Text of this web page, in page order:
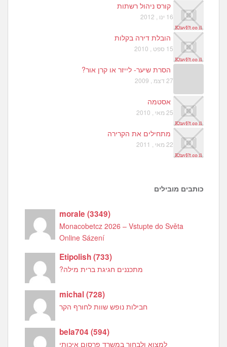
קורס ניהול רשתות
16 ינו , 2012
הובלת דירה בקלות
15 ספט , 2010
הסרת שיער- לייזר או קרן אור?
27 דצמ , 2009
אסטמה
25 מאי , 2010
מתחילים את הקרירה
22 מאי , 2011
כותבים מובילים
morale(3349)
Monacobetcz 2026 – Vstupte do Světa
Online Sázení
Etipolish(733)
מתכננים חגיגת ברית מילה?
michal(728)
חבילות נופש שוות לחורף הקר
bela704(594)
למצוא ולבחור במשרד פרסום איכותי